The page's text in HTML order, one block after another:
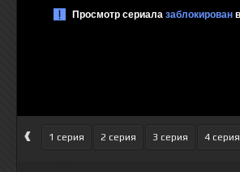
‹ 1 серия 2 серия 3 серия 4 серия